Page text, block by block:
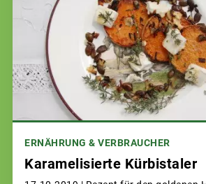
ERNÄHRUNG & VERBRAUCHER
Karamelisierte Kürbistaler